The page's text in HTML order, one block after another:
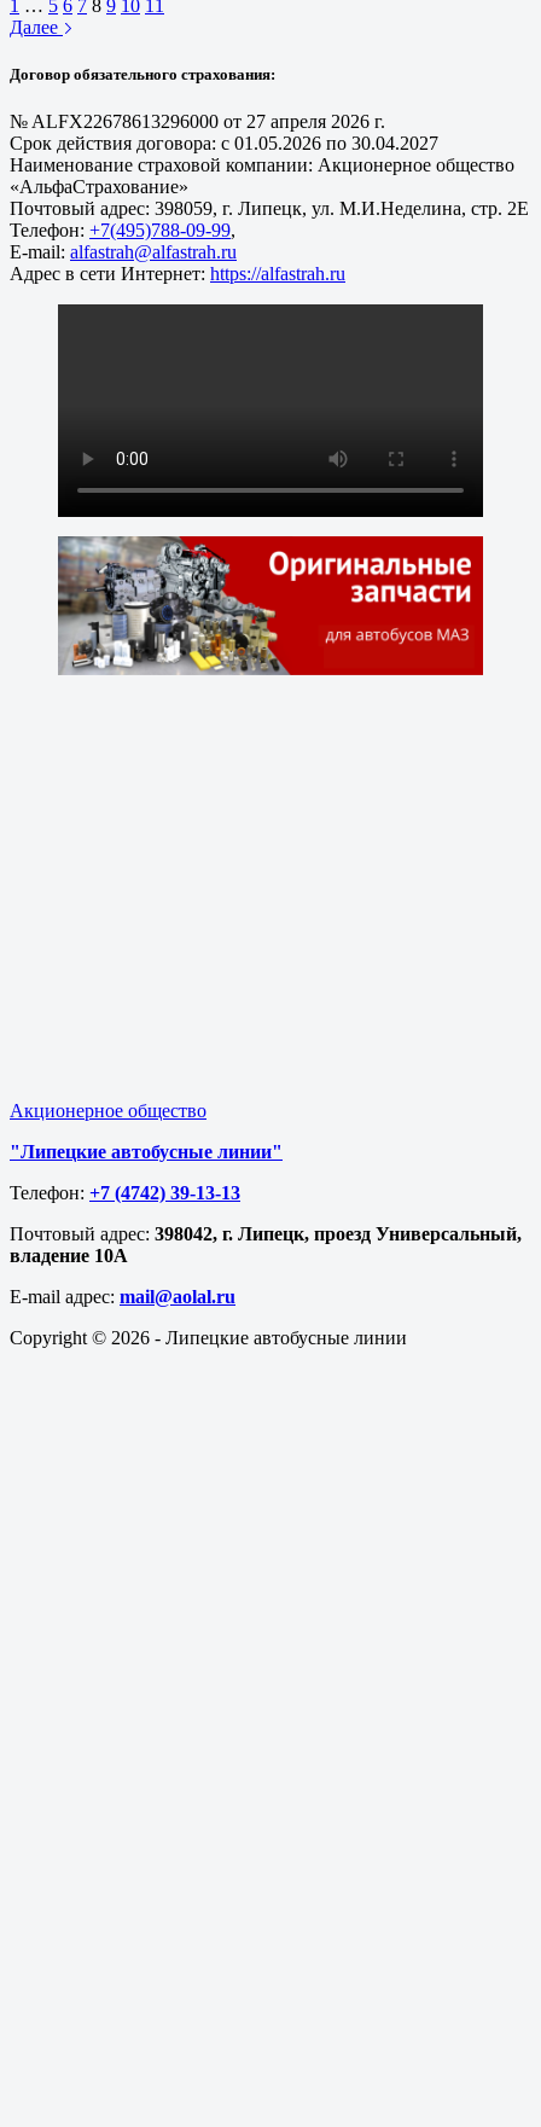
1 … 5 6 7 8 9 10 11
Далее
Договор обязательного страхования:
№ ALFX22678613296000 от 27 апреля 2026 г.
Срок действия договора: с 01.05.2026 по 30.04.2027
Наименование страховой компании: Акционерное общество
«АльфаСтрахование»
Почтовый адрес: 398059, г. Липецк, ул. М.И.Неделина, стр. 2Е
Телефон: +7(495)788-09-99,
E-mail: alfastrah@alfastrah.ru
Адрес в сети Интернет: https://alfastrah.ru
Акционерное общество
"Липецкие автобусные линии"
Телефон: +7 (4742) 39-13-13
Почтовый адрес: 398042, г. Липецк, проезд Универсальный,
владение 10А
E-mail адрес​: mail@aolal.ru
Copyright © 2026 - Липецкие автобусные линии